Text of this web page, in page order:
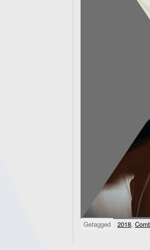
Getagged 2018,